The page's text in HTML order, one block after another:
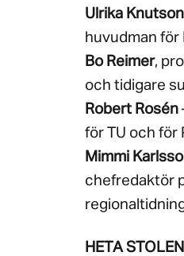
Ulrika Knutson
huvudman för
Bo Reimer,
och tidigare
Robert Rosén
för TU och för
Mimmi
chefredaktör
HETA